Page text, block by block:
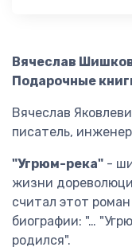
Вячеслав
Подарочные
Вячеслав
писатель,
"Угрюм-река" -
жизни
считал этот
биографии: "…
родился".